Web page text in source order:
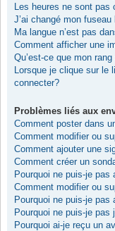
Les heures ne sont pas
J’ai changé mon
Ma langue n’est pas
Comment afficher une
Qu’est-ce que mon
Lorsque je clique sur le
connecter?
Problèmes liés aux
Comment poster dans
Comment modifier ou
Comment ajouter une
Comment créer un
Pourquoi ne puis-je pas
Comment modifier ou
Pourquoi ne puis-je pas
Pourquoi ne puis-je
Pourquoi ai-je reçu un